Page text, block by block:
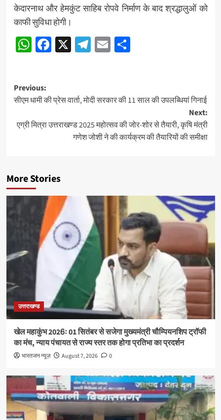
केदारनाथ और हेमकुंट साहिब रोपवे निर्माण के बाद श्रद्धालुओं को
काफी सुविधा होगी।
WhatsApp
Facebook
X Telegram
EmailShare
Post
navigation
Previous:
सीएम धामी की प्रेस वार्ता, मोदी सरकार की 11 साल की उपलब्धियां गिनाई
Next:
एग्री मित्रा उत्तराखण्ड 2025 महोत्सव की जोर-शोर से तैयारी, कृषि मंत्री
गणेश जोशी ने की कार्यक्रम की तैयारियों की समीक्षा
More Stories
उत्तराखण्ड
खेल महाकुंभ 2026ः 01 सितंबर से सजेगा मुख्यमंत्री चौम्पियनशिप ट्रॉफी
का मंच, न्याय पंचायत से राज्य स्तर तक होगा प्रतिभा का प्रदर्शन
भारतजन न्यूज़ August 7, 2026 0